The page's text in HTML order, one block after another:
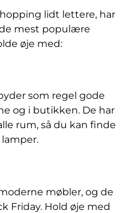
lidt lettere, har
mest populære
øje med:
som regel gode
og i butikken. De har
rum, så du kan finde
møbler, og de
Friday. Hold øje med